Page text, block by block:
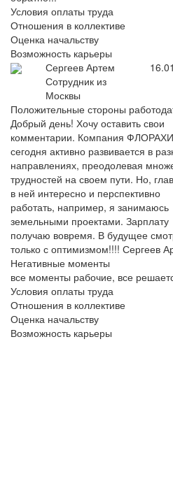
Условия оплаты труда
Отношения в коллективе
Оценка начальству
Возможность карьеры
Сергеев Артем
Сотрудник из
Москвы
Положительные стороны
Добрый день! Хочу оставить свои
комментарии. Компания
сегодня активно развивается в
направлениях, преодолевая
трудностей на своем пути. Но,
в ней интересно и перспективно
работать, например, я занимаюсь
земельными проектами. Зарплату
получаю вовремя. В будущее
только с оптимизмом!!!! Сергеев
Негативные моменты
все моменты рабочие, все
Условия оплаты труда
Отношения в коллективе
Оценка начальству
Возможность карьеры